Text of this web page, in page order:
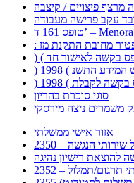
טופס 161 ד’ – Menora
סוגי סוכרת בהריון
משמרים ניצה מירסקי
אזור אישי ממשלתי
שירותי הנגשה
תרגום/תמלול